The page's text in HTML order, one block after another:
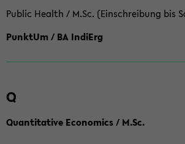
Public Health / M.Sc. (Einschreibung bis
PunktUm / BA IndiErg
Q
Quantitative Economics / M.Sc.